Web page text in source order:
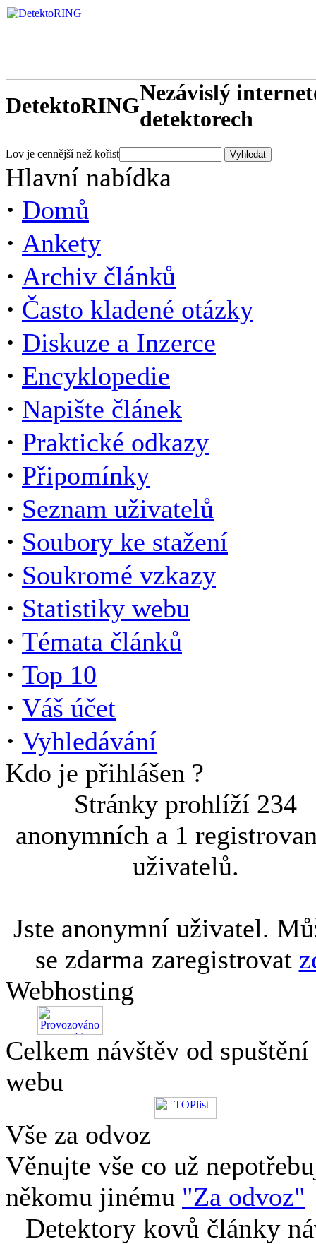
DetektoRINGNezávislý
detektorech
Lov je cennější než kořist
Hlavní nabídka
· Domů
· Ankety
· Archiv článků
· Často kladené otázky
· Diskuze a Inzerce
· Encyklopedie
· Napište článek
· Praktické odkazy
· Připomínky
· Seznam uživatelů
· Soubory ke stažení
· Soukromé vzkazy
· Statistiky webu
· Témata článků
· Top 10
· Váš účet
· Vyhledávání
Kdo je přihlášen ?
Stránky prohlíží 234
anonymních a 1
uživatelů.
Jste anonymní uživatel.
se zdarma zaregistrovat
Webhosting
Celkem návštěv od spuštění
webu
Vše za odvoz
Věnujte vše co už
někomu jinému "Za odvoz"
Detektory kovů články